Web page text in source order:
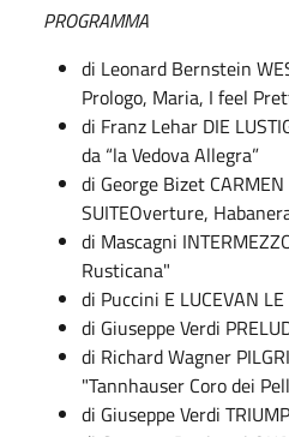
PROGRAMMA
di Leonard Bernstein
Prologo, Maria, I feel
di Franz Lehar DIE
da “la Vedova Allegra”
di George Bizet CARMEN
SUITEOverture,
di Mascagni
Rusticana"
di Puccini E LUCEVAN
di Giuseppe Verdi
di Richard Wagner
"Tannhauser Coro dei
di Giuseppe Verdi